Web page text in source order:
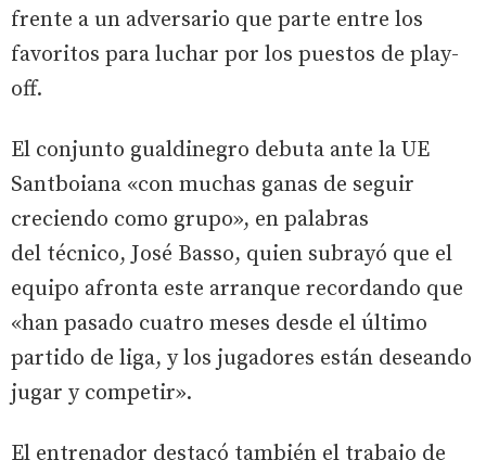
frente a un adversario que parte entre los
favoritos para luchar por los puestos de play-
off.
El conjunto gualdinegro debuta ante la UE
Santboiana «con muchas ganas de seguir
creciendo como grupo», en palabras
del técnico, José Basso, quien subrayó que el
equipo afronta este arranque recordando que
«han pasado cuatro meses desde el último
partido de liga, y los jugadores están deseando
jugar y competir».
El entrenador destacó también el trabajo de